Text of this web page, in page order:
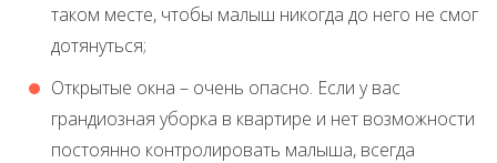
таком месте, чтобы малыш никогда до него не смог
дотянуться;
Открытые окна – очень опасно. Если у вас
грандиозная уборка в квартире и нет возможности
постоянно контролировать малыша, всегда